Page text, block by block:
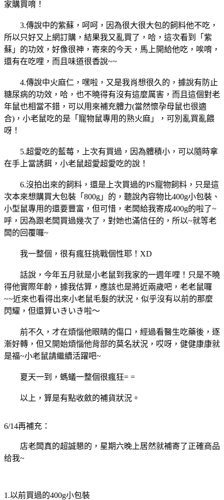
家購買唷！
3.傳說中的紫蘇，呵呵，因為很大很大包的飼料他不吃，
所以只好又上網訂購，結果我又亂買了，哈，這次看到「紫
蘇」的功效，好像很神，寄來的今天，馬上開給他吃，唉唷，
還有在吃哩，而且味道很香說~~
4.傳說中火麻仁，嘿啦，又是我肖想很久的，據說有防止
糖尿病的功效，哈，也不曉得有沒有這麼厲害，而且這個對老
年鼠也相當不錯，可以用來補充體力(當然懷孕母鼠也很適
合)，小老鼠吃的是「寵物鼠專用的熟火麻」，可別亂買亂餵
呀！
5.超愛吃的藍莓，上次有買過，因為體積小，可以隨時拿
在手上當誘餌，小老鼠超愛超愛吃的說！
6.沒拍出來的飼料，還是上次買過的PS寵物飼料，只是這
次本來想購買大包裝「800g」的，聽說內容物比400g小包裝、
小型鼠專用的還要豐富，但可惜，老闆給我寄成400g的啦了~
呼，因為跟老闆買過幾次了，對她也滿信任的，所以~就等老
闆的回覆囉~
我一整個，很有瘋狂挑戰個性耶！XD
話說，今年五月就是小老鼠到我家的一週年哩！只是不曉
得他實際年齡，據我估算，應該也是將近兩歲吧，老老鼠囉
~~近來也看得出來小老鼠毛髮的狀況，似乎沒有以前的那麼
閃耀，但還算いきいき啦～
前不久，才在煩惱他眼睛的傷口，經過看醫生吃藥後，逐
漸好轉，但又開始煩惱他背部的莫名狀況，哎呀，健健康康就
是福~小老鼠請繼續活躍吧~
夏天一到，螞蟻一整個很瘋狂= =
以上，算是有點收斂的補貨狀況。
6/14再補充：
店老闆真的超誠懇的，星期六晚上居然就補寄了正確商品
给我~
1.以前買過的400g小包裝